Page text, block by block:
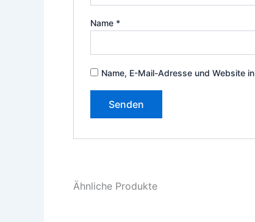
Name *
Name, E-Mail-Adresse und Website
Ähnliche Produkte